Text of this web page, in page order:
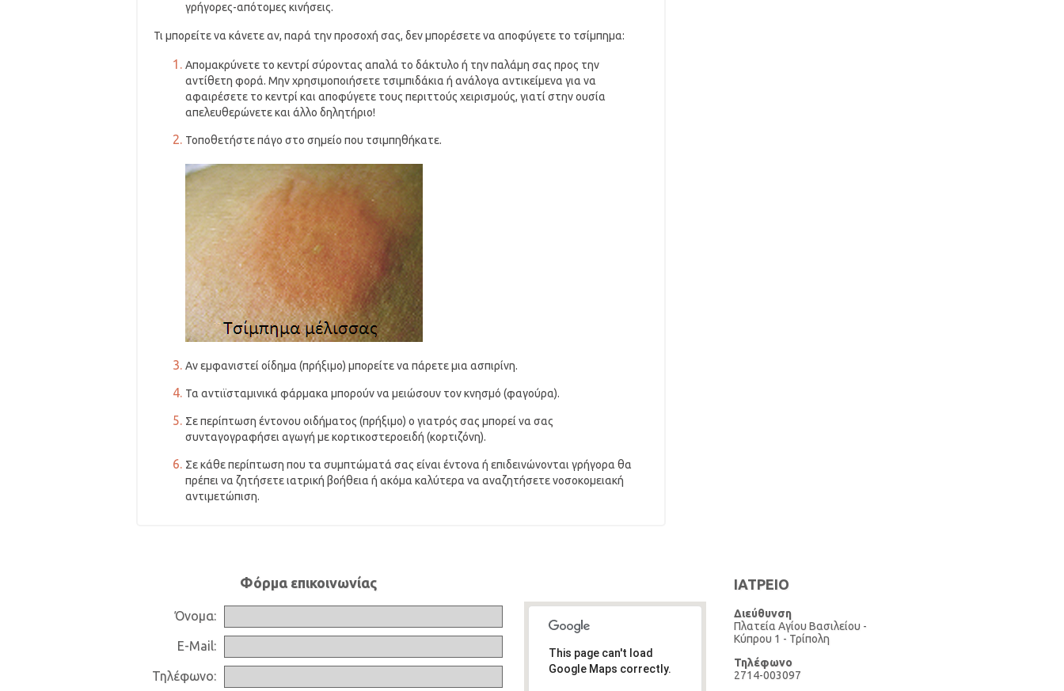
γρήγορες-απότομες κινήσεις.
Τι μπορείτε να κάνετε αν, παρά την προσοχή σας, δεν μπορέσετε να αποφύγετε το τσίμπημα:
Απομακρύνετε το κεντρί σύροντας απαλά το δάκτυλο ή την παλάμη σας προς την
αντίθετη φορά. Μην χρησιμοποιήσετε τσιμπιδάκια ή ανάλογα αντικείμενα για να
αφαιρέσετε το κεντρί και αποφύγετε τους περιττούς χειρισμούς, γιατί στην ουσία
απελευθερώνετε και άλλο δηλητήριο!
Τοποθετήστε πάγο στο σημείο που τσιμπηθήκατε.
Αν εμφανιστεί οίδημα (πρήξιμο) μπορείτε να πάρετε μια ασπιρίνη.
Τα αντιϊσταμινικά φάρμακα μπορούν να μειώσουν τον κνησμό (φαγούρα).
Σε περίπτωση έντονου οιδήματος (πρήξιμο) ο γιατρός σας μπορεί να σας
συνταγογραφήσει αγωγή με κορτικοστεροειδή (κορτιζόνη).
Σε κάθε περίπτωση που τα συμπτώματά σας είναι έντονα ή επιδεινώνονται γρήγορα θα
πρέπει να ζητήσετε ιατρική βοήθεια ή ακόμα καλύτερα να αναζητήσετε νοσοκομειακή
αντιμετώπιση.
Φόρμα επικοινωνίας
Όνομα:
E-Mail:
Τηλέφωνο:
This page can't load
Google Maps correctly.
ΙΑΤΡΕΙΟ
Διεύθυνση
Πλατεία Αγίου Βασιλείου -
Κύπρου 1 - Τρίπολη
Τηλέφωνo
2714-003097